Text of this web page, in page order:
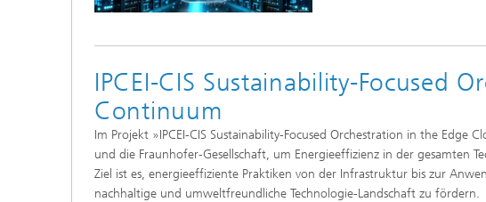
IPCEI-CIS Sustainability-Focused
Continuum
Im Projekt »IPCEI-CIS Sustainability-Focused Orchestration in the Edge
und die Fraunhofer-Gesellschaft, um Energieeffizienz in der gesamten
Ziel ist es, energieeffiziente Praktiken von der Infrastruktur bis zur
nachhaltige und umweltfreundliche Technologie-Landschaft zu fördern.